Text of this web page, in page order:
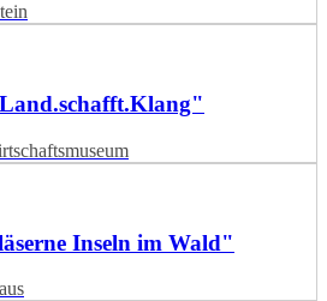
Inseln im Wald"